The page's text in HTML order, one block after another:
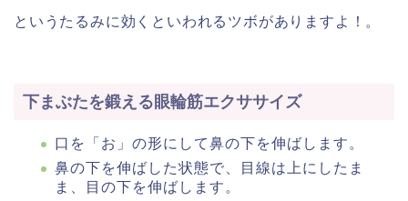
というたるみに効くといわれるツボがありますよ！。
下まぶたを鍛える眼輪筋エクササイズ
口を「お」の形にして鼻の下を伸ばします。
鼻の下を伸ばした状態で、目線は上にしたま
ま、目の下を伸ばします。